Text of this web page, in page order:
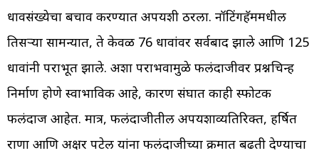
धावसंख्येचा बचाव करण्यात अपयशी ठरला. नॉटिंगहॅममधील
तिसऱ्या सामन्यात, ते केवळ 76 धावांवर सर्वबाद झाले आणि 125
धावांनी पराभूत झाले. अशा पराभवामुळे फलंदाजीवर प्रश्नचिन्ह
निर्माण होणे स्वाभाविक आहे, कारण संघात काही स्फोटक
फलंदाज आहेत. मात्र, फलंदाजीतील अपयशाव्यतिरिक्त, हर्षित
राणा आणि अक्षर पटेल यांना फलंदाजीच्या क्रमात बढती देण्याचा